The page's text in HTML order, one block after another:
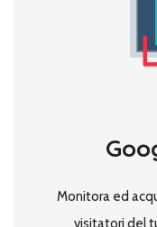
Monitora ed
visitatori del